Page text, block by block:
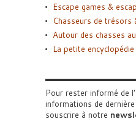
Escape games &
Chasseurs de trésors
Autour des chasses
La petite encyclopédie
Pour rester informé de
informations de
souscrire à notre